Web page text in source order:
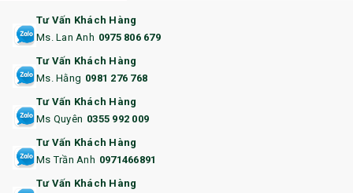
12. BÌNH NƯỚC
14. HỘP/VÍ ĐỰNG NAMECARD
15. BỘ BẤM MÓNG
16. BAO HỘ CHIẾU
Tư Vấn Khách Hàng
Ms. Lan Anh 0975 806 679
Tư Vấn Khách Hàng
Ms. Hằng 0981 276 768
Tư Vấn Khách Hàng
Ms Quyên 0355 992 009
Tư Vấn Khách Hàng
Ms Trần Anh 0971466891
Tư Vấn Khách Hàng